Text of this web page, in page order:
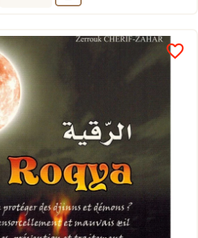
favorite_border